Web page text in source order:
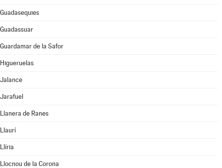
Guadasequies
Guadassuar
Guardamar de la Safor
Higueruelas
Jalance
Jarafuel
Llanera de Ranes
Llaurí
Llíria
Llocnou de la Corona